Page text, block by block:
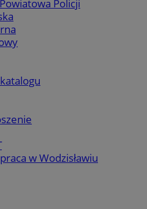
Policji
w Wodzisławiu